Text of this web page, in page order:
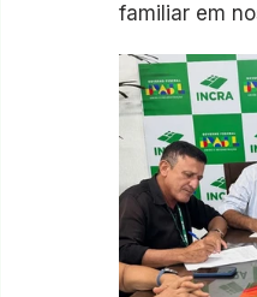
familiar em